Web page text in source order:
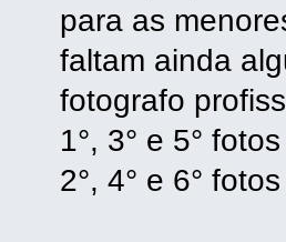
para as
faltam ainda
fotografo
1°, 3° e 5°
2°, 4° e 6°